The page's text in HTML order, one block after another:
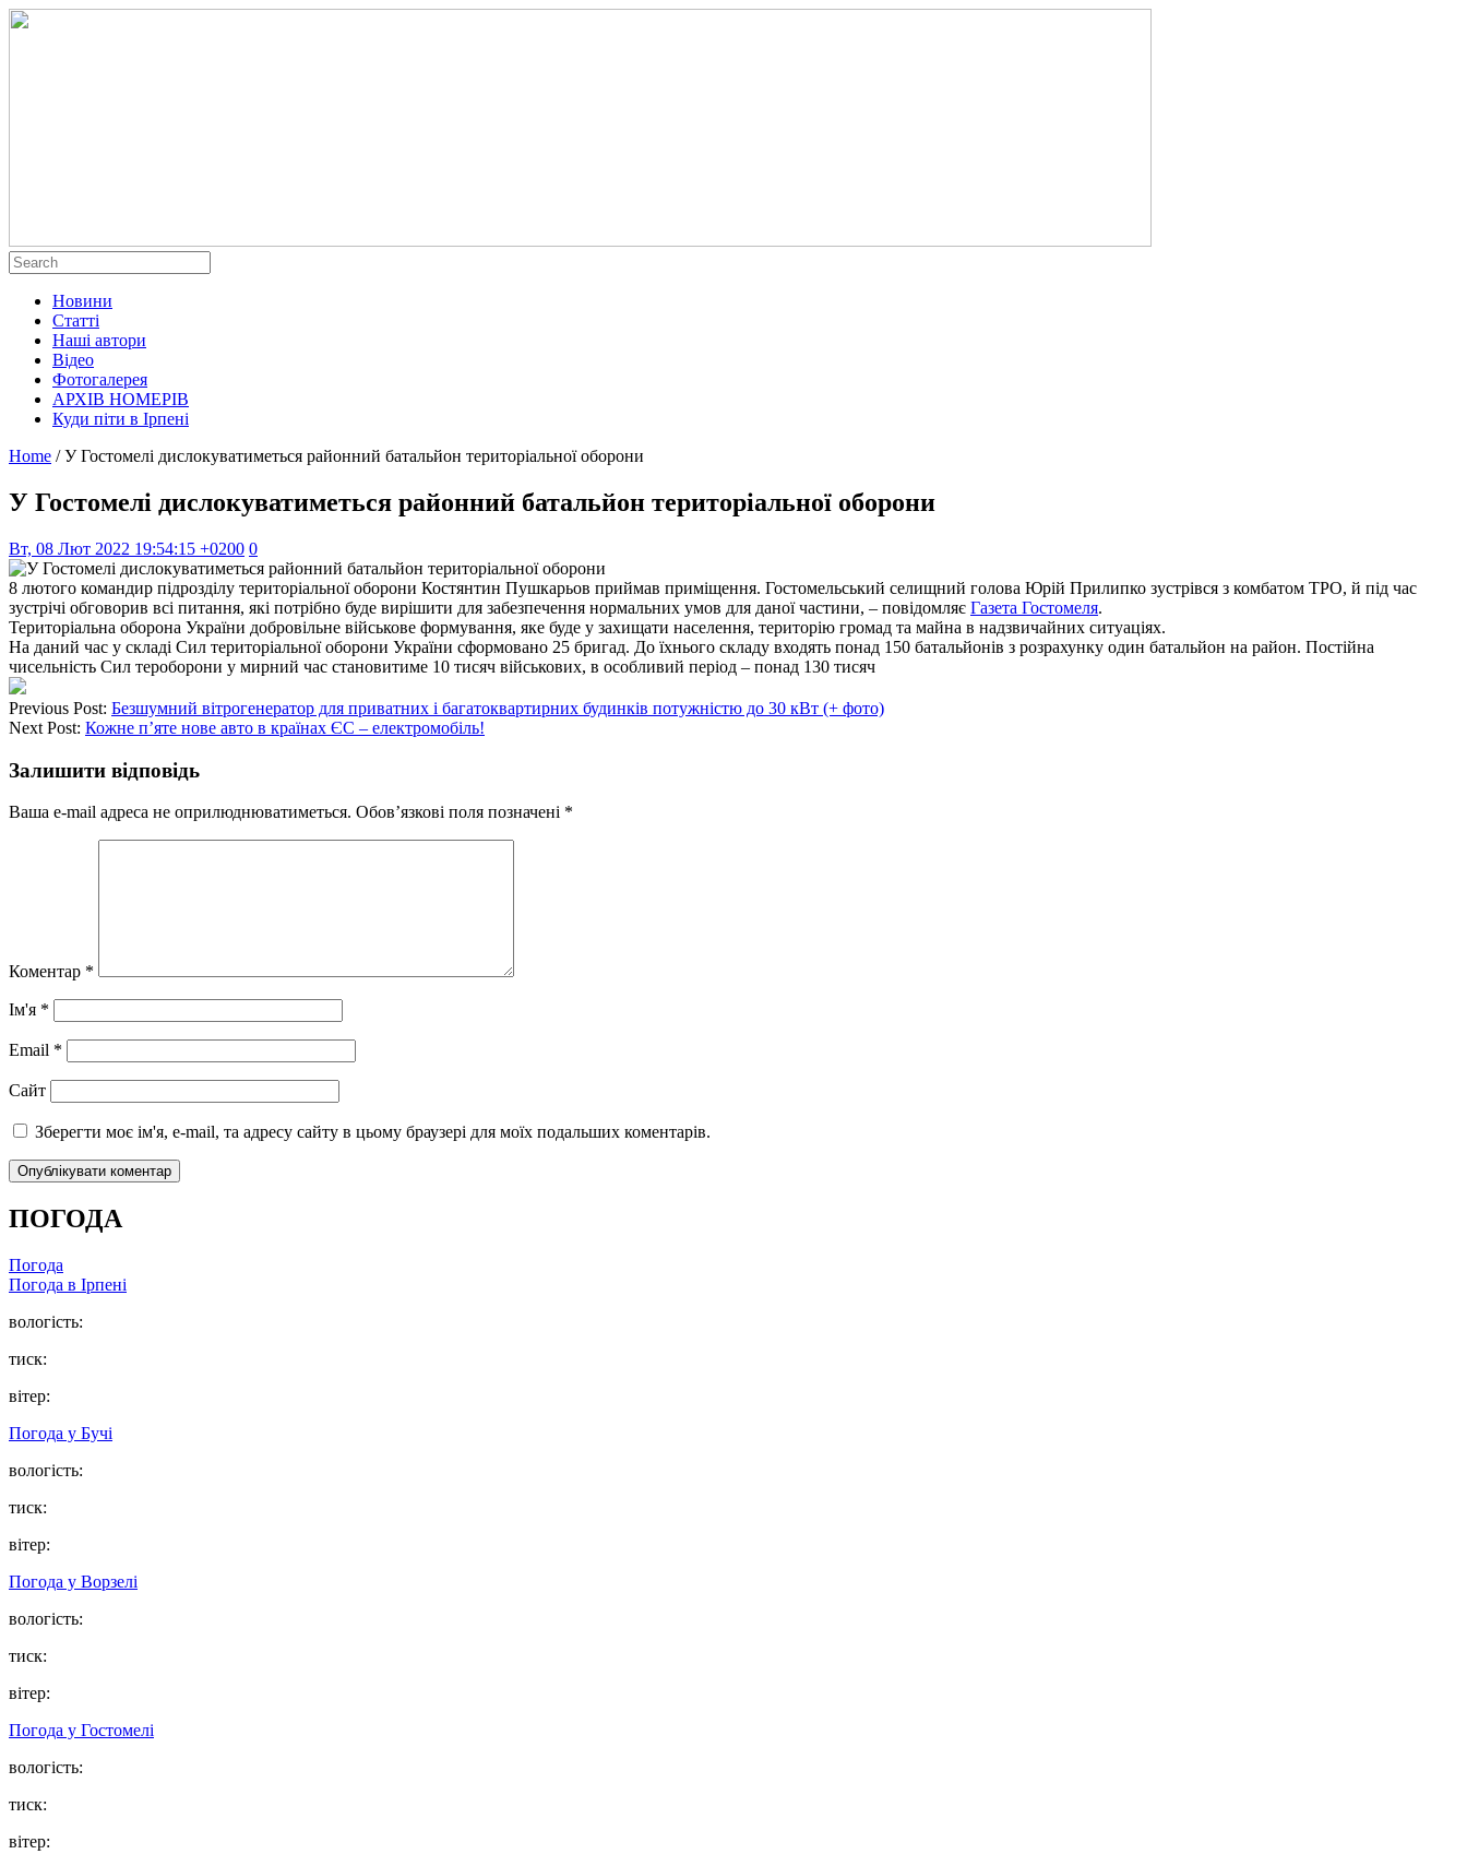
Новини
Статті
Наші автори
Відео
Фотогалерея
АРХІВ НОМЕРІВ
Куди піти в Ірпені
Home / У Гостомелі дислокуватиметься районний батальйон територіальної оборони
У Гостомелі дислокуватиметься районний батальйон територіальної оборони
Вт, 08 Лют 2022 19:54:15 +0200 0
8 лютого командир підрозділу територіальної оборони Костянтин Пушкарьов приймав приміщення. Гостомельський селищний голова Юрій Прилипко зустрівся з комбатом ТРО, й під час
зустрічі обговорив всі питання, які потрібно буде вирішити для забезпечення нормальних умов для даної частини, – повідомляє Газета Гостомеля.
Територіальна оборона України добровільне військове формування, яке буде у захищати населення, територію громад та майна в надзвичайних ситуаціях.
На даний час у складі Сил територіальної оборони України сформовано 25 бригад. До їхнього складу входять понад 150 батальйонів з розрахунку один батальйон на район. Постійна
чисельність Сил тероборони у мирний час становитиме 10 тисяч військових, в особливий період – понад 130 тисяч
Previous Post: Безшумний вітрогенератор для приватних і багатоквартирних будинків потужністю до 30 кВт (+ фото)
Next Post: Кожне п’яте нове авто в країнах ЄС – електромобіль!
Залишити відповідь
Ваша e-mail адреса не оприлюднюватиметься. Обов’язкові поля позначені *
Коментар *
Ім'я *
Email *
Сайт
Зберегти моє ім'я, e-mail, та адресу сайту в цьому браузері для моїх подальших коментарів.
ПОГОДА
Погода
Погода в Ірпені
вологість:
тиск:
вітер:
Погода у Бучі
вологість:
тиск:
вітер:
Погода у Ворзелі
вологість:
тиск:
вітер:
Погода у Гостомелі
вологість:
тиск:
вітер: